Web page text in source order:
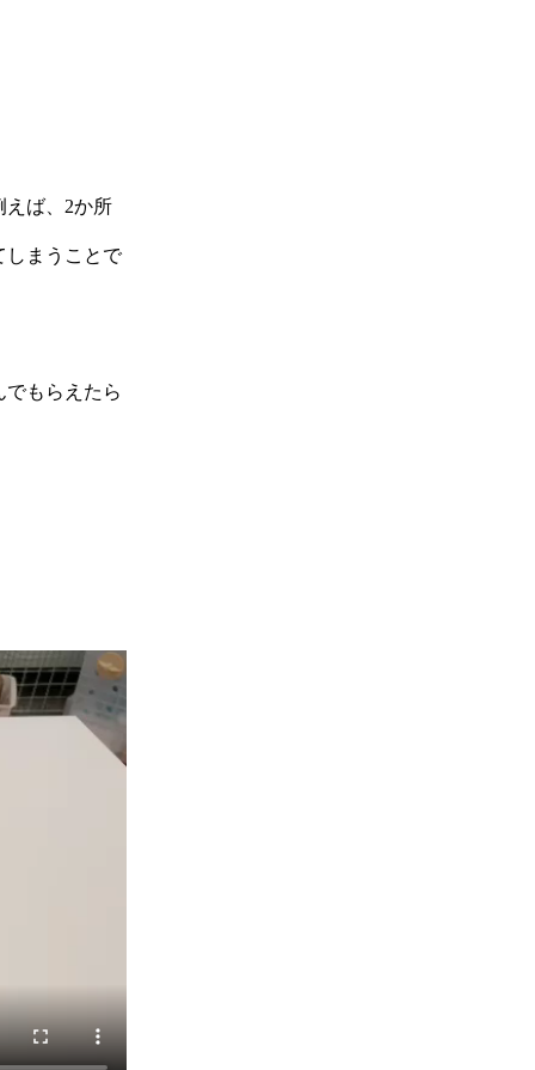
えば、2か所
しまうことで
もらえたら